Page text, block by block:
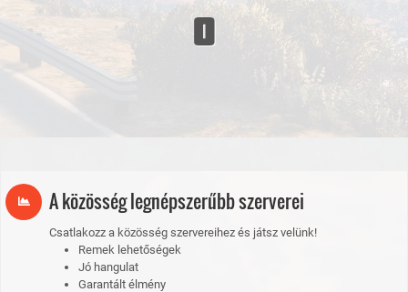
0
A közösség legnépszerűbb szerverei
Csatlakozz a közösség szervereihez és játsz velünk!
Remek lehetőségek
Jó hangulat
Garantált élmény